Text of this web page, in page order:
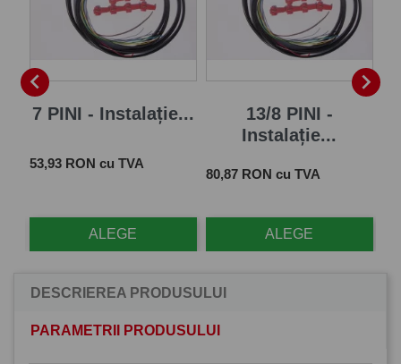

7 PINI - Instalație...
Pret
53,93 RON cu TVA
ALEGE
13/8 PINI -
Instalație...
Pret
80,87 RON cu TVA
ALEGE

DESCRIEREA PRODUSULUI
PARAMETRII PRODUSULUI